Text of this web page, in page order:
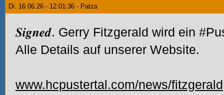
Di. 16.06.26 - 12:01:36 - Patza
𝑺𝒊𝒈𝒏𝒆𝒅. Gerry Fitzgerald wird ein
Alle Details auf unserer Website.
www.hcpustertal.com/news/fitzgerald